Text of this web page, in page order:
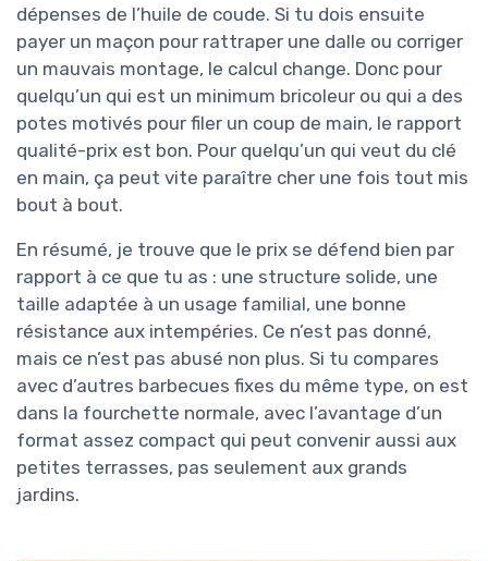
dépenses de l’huile de coude. Si tu dois ensuite
payer un maçon pour rattraper une dalle ou corriger
un mauvais montage, le calcul change. Donc pour
quelqu’un qui est un minimum bricoleur ou qui a des
potes motivés pour filer un coup de main, le rapport
qualité-prix est bon. Pour quelqu’un qui veut du clé
en main, ça peut vite paraître cher une fois tout mis
bout à bout.
En résumé, je trouve que le prix se défend bien par
rapport à ce que tu as : une structure solide, une
taille adaptée à un usage familial, une bonne
résistance aux intempéries. Ce n’est pas donné,
mais ce n’est pas abusé non plus. Si tu compares
avec d’autres barbecues fixes du même type, on est
dans la fourchette normale, avec l’avantage d’un
format assez compact qui peut convenir aussi aux
petites terrasses, pas seulement aux grands
jardins.